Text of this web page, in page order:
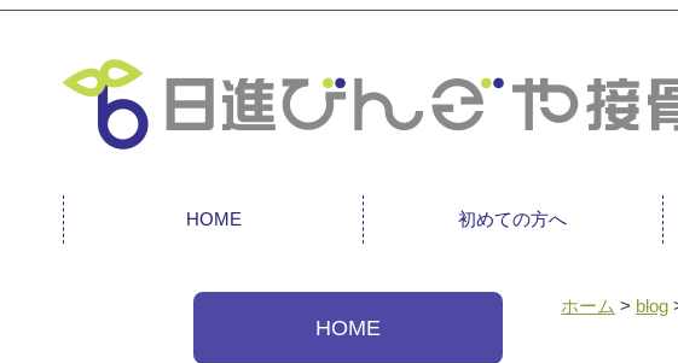
HOME 初めての方へ
ホーム > blog
HOME